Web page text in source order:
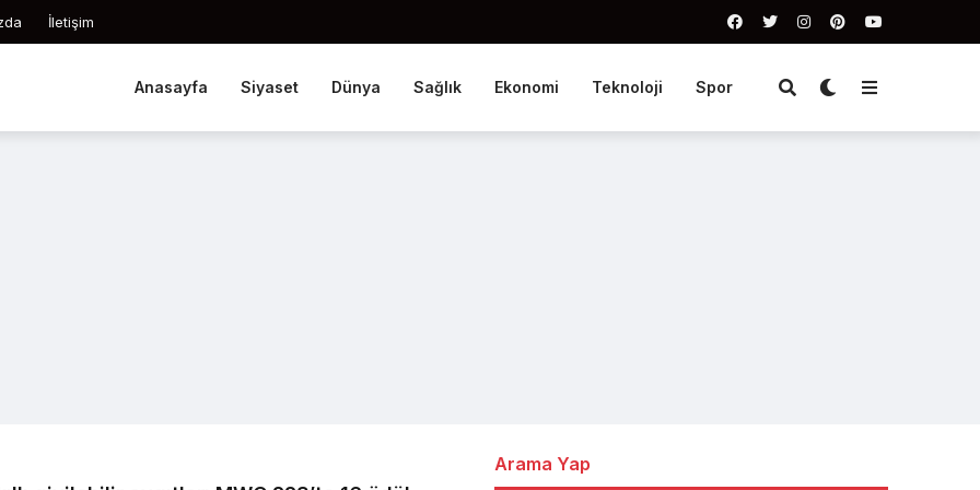
İletişim
Anasayfa Siyaset Dünya Sağlık Ekonomi Teknoloji Spor
Arama Yap